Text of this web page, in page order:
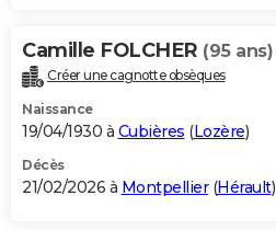
Camille FOLCHER (95 ans)
Créer une cagnotte obsèques
Naissance
19/04/1930 à Cubières (Lozère)
Décès
21/02/2026 à Montpellier(Hérault)